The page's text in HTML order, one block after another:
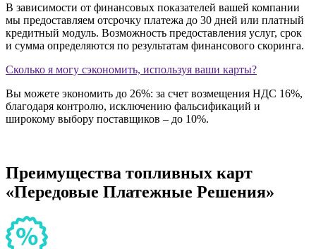
В зависимости от финансовых показателей вашей компании
мы предоставляем отсрочку платежа до 30 дней или платный
кредитный модуль. Возможность предоставления услуг, срок
и сумма определяются по результатам финансового скоринга.
Сколько я могу сэкономить, используя ваши карты?
Вы можете экономить до 26%: за счет возмещения НДС 16%,
благодаря контролю, исключению фальсификаций и
широкому выбору поставщиков – до 10%.
Преимущества топливных карт
«Передовые Платежные Решения»